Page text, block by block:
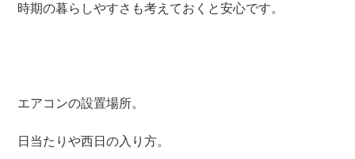
時期の暮らしやすさも考えておくと安心です。
エアコンの設置場所。
日当たりや西日の入り方。